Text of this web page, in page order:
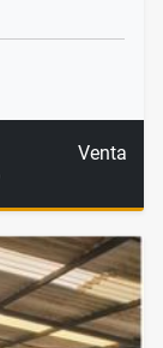
Venta